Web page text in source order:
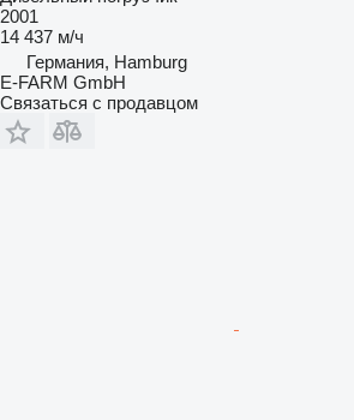
2001
14 437 м/ч
Германия, Hamburg
E-FARM GmbH
Связаться с продавцом